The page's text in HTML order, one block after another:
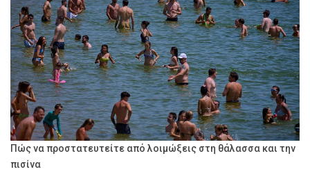
Πώς να προστατευτείτε από λοιμώξεις στη θάλασσα και την
πισίνα